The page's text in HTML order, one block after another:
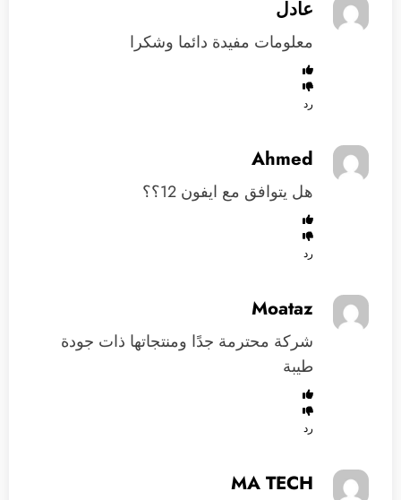
عادل
معلومات مفيدة دائما وشكرا
رد
Ahmed
هل يتوافق مع ايفون 12؟؟
رد
Moataz
شركة محترمة جدًا ومنتجاتها ذات جودة
طيبة
رد
MA TECH